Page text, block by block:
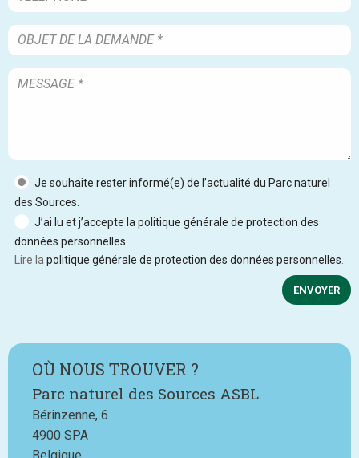
Je souhaite rester informé(e) de l’actualité du Parc naturel
des Sources.
J’ai lu et j’accepte la politique générale de protection des
données personnelles.
Lire la politique générale de protection des données personnelles
ENVOYER
OÙ NOUS TROUVER ?
Parc naturel des Sources ASBL
Bérinzenne, 6
4900 SPA